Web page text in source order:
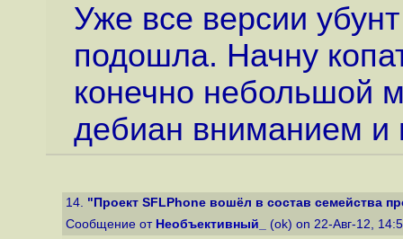
Уже все версии
подошла. Начну
конечно небольшой
дебиан вниманием и
14. "Проект SFLPhone вошёл в состав семейства
Сообщение от Необъективный_ (ok) on 22-Авг-12,